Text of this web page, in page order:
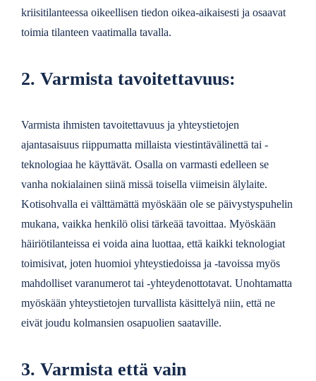
kriisitilanteessa oikeellisen tiedon oikea-aikaisesti ja osaavat
toimia tilanteen vaatimalla tavalla.
2. Varmista tavoitettavuus:
Varmista ihmisten tavoitettavuus ja yhteystietojen
ajantasaisuus riippumatta millaista viestintävälinettä tai -
teknologiaa he käyttävät. Osalla on varmasti edelleen se
vanha nokialainen siinä missä toisella viimeisin älylaite.
Kotisohvalla ei välttämättä myöskään ole se päivystyspuhelin
mukana, vaikka henkilö olisi tärkeää tavoittaa. Myöskään
häiriötilanteissa ei voida aina luottaa, että kaikki teknologiat
toimisivat, joten huomioi yhteystiedoissa ja -tavoissa myös
mahdolliset varanumerot tai -yhteydenottotavat. Unohtamatta
myöskään yhteystietojen turvallista käsittelyä niin, että ne
eivät joudu kolmansien osapuolien saataville.
3. Varmista että vain